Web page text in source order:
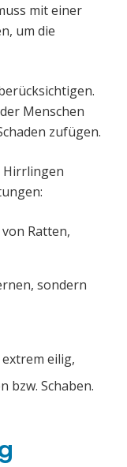
mit einer
um die
Menschen
zufügen.
Hirrlingen
Ratten,
sondern
eilig,
bzw. Schaben.